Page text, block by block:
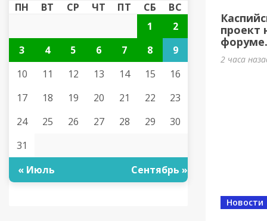
ПН ВТ СР ЧТ ПТ СБ
ВС
1
2
3
4 5 6 7 8
9
10
11 12 13 14 15
16
17
18 19 20 21 22
23
24
25 26 27 28 29
30
31
« Июль
Сентябрь »
проект
форуме.
2 часа
Новости